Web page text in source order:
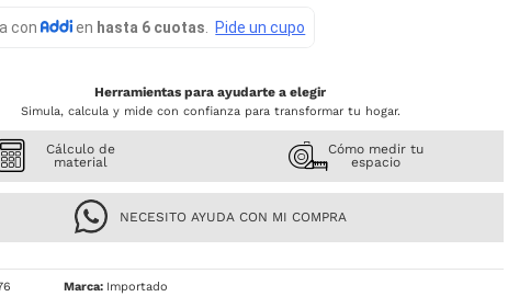
Herramientas para ayudarte a elegir
Simula, calcula y mide con confianza para transformar tu hogar.
Cálculo de
material
Cómo medir tu
espacio
NECESITO AYUDA CON MI COMPRA
Importado